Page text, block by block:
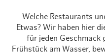
Welche Restaurants
Etwas? Wir haben hier
für jeden Geschmack
Frühstück am Wasser,